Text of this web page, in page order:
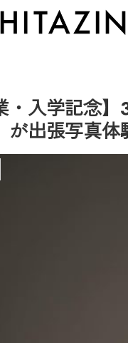
・入学記念
が出張写真体